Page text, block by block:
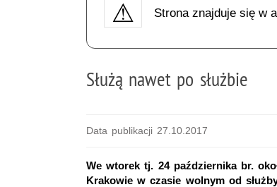
Strona znajduje się w
Służą nawet po służbie
Data publikacji 27.10.2017
We wtorek tj. 24 października br.
Krakowie w czasie wolnym od